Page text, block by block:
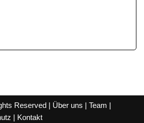
Reserved | Über uns | Team |
| Kontakt